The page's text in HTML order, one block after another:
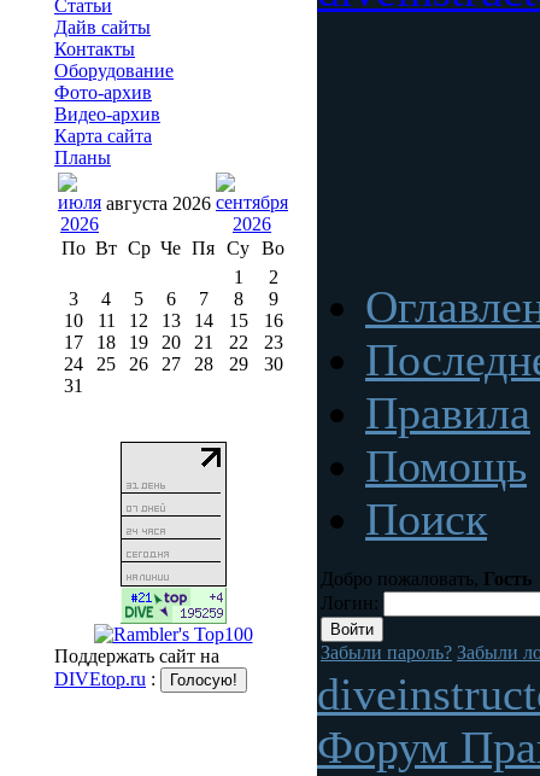
Статьи
Дайв сайты
Контакты
Оборудование
Фото-архив
Видео-архив
Карта сайта
Планы
августа 2026
По Вт Ср Че Пя Су Во
1
2
3
4 5 6 7 8
9
10
11 12 13 14 15
16
17
18 19 20 21 22
23
24
25 26 27 28 29
30
31
Поддержать сайт на
DIVEtop.ru :
Правила
Помощь
Поиск
Добро пожаловать, Гость
Логин:
Забыли пароль? Забыли
Форум